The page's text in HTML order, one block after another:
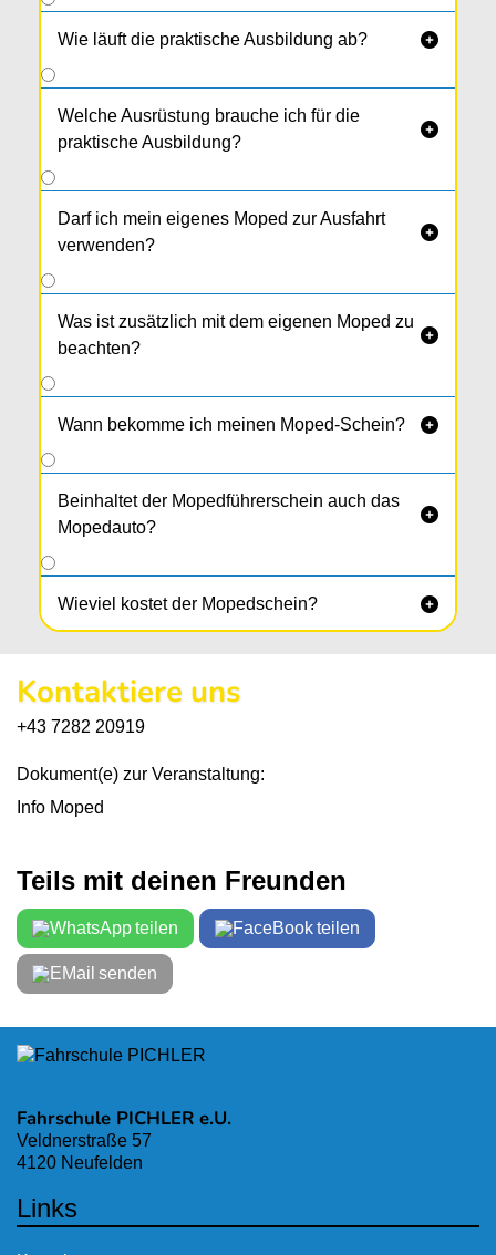
Wie läuft die praktische Ausbildung ab? 
Welche Ausrüstung brauche ich für die
praktische Ausbildung?

Darf ich mein eigenes Moped zur Ausfahrt
verwenden?

Was ist zusätzlich mit dem eigenen Moped zu
beachten?

Wann bekomme ich meinen Moped-Schein? 
Beinhaltet der Mopedführerschein auch das
Mopedauto?

Wieviel kostet der Mopedschein? 
Kontaktiere uns
+43 7282 20919
Dokument(e) zur Veranstaltung:
Info Moped
Teils mit deinen Freunden
teilen teilen
senden
Fahrschule PICHLER e.U.
Veldnerstraße 57
4120 Neufelden
Links